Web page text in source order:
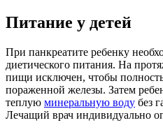
Питание у детей
При панкреатите ребенку
диетического питания. На
пищи исключен, чтобы
пораженной железы. Затем
теплую минеральную воду без
Лечащий врач индивидуально